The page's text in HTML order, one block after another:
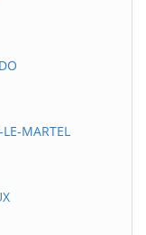
MARTEL